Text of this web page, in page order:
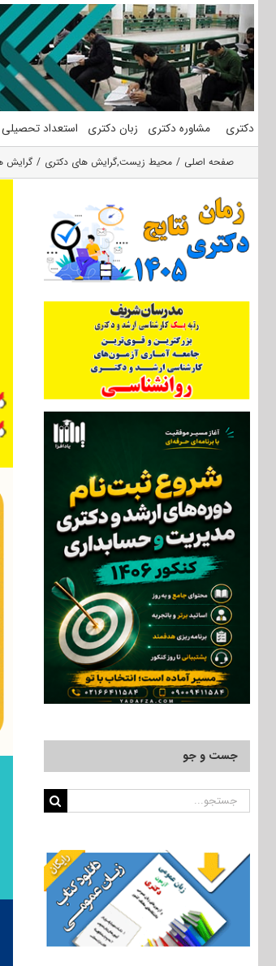
محتوا
دکتری مشاوره دکتری زبان دکتری استعداد تحصیلی
صفحه اصلی محیط زیست,گرایش های دکتری گرایش
جست و جو
جستجو